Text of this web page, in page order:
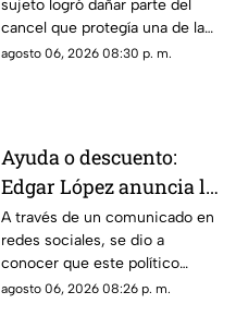
ajena en calle Rancho
Rodeo
sujeto logró dañar parte del
cancel que protegía una de las
puertas de una cochera
agosto 06, 2026 08:30 p. m.
Ayuda o descuento:
Edgar López anuncia la
nueva estrategia para
ayudar algunas
familias
A través de un comunicado en
redes sociales, se dio a
conocer que este político
presuntamente busca ayudar a
agosto 06, 2026 08:26 p. m.